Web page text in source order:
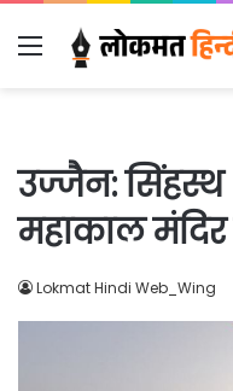
Menu
उज्जैन: सिंहस्थ
महाकाल
Lokmat Hindi Web_Wing